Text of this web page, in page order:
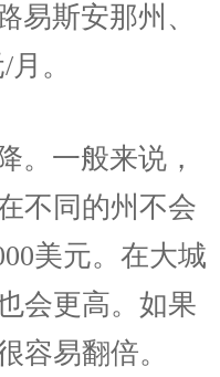
易斯安那州、
。
。一般来说，
不同的州不会
美元。在大城
会更高。如果
容易翻倍。